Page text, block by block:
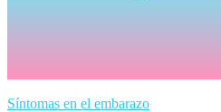
Síntomas en el embarazo